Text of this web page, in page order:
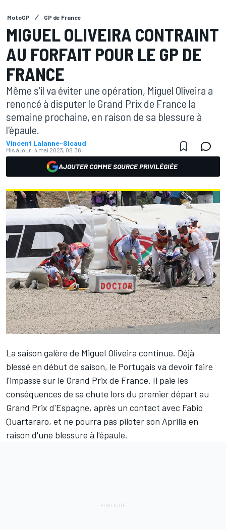
MotoGP GP de France
MIGUEL OLIVEIRA CONTRAINT
AU FORFAIT POUR LE GP DE
FRANCE
Même s'il va éviter une opération, Miguel Oliveira a
renoncé à disputer le Grand Prix de France la
semaine prochaine, en raison de sa blessure à
l'épaule.
Vincent Lalanne-Sicaud
Mis à jour: 4 mai 2023, 08:36
AJOUTER COMME SOURCE PRIVILÉGIÉE
La saison galère de Miguel Oliveira continue. Déjà
blessé en début de saison, le Portugais va devoir faire
l'impasse sur le Grand Prix de France. Il paie les
conséquences de sa chute lors du premier départ au
Grand Prix d'Espagne, après un contact avec Fabio
Quartararo, et ne pourra pas piloter son Aprilia en
raison d'une blessure à l'épaule.